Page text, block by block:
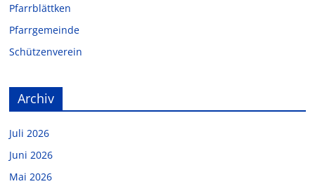
Pfarrblättken
Pfarrgemeinde
Schützenverein
Archiv
Juli 2026
Juni 2026
Mai 2026